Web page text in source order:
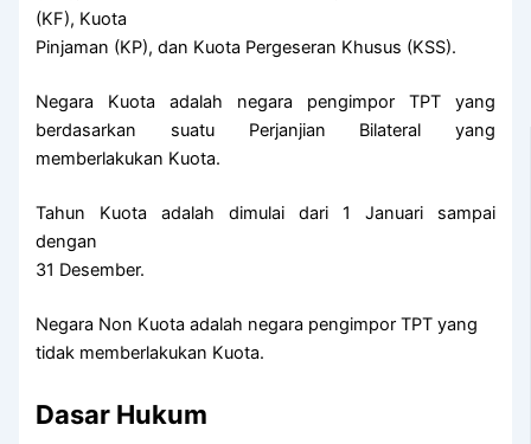
(KF), Kuota
Pinjaman (KP), dan Kuota Pergeseran Khusus (KSS).
Negara Kuota adalah negara pengimpor TPT yang
berdasarkan suatu Perjanjian Bilateral yang
memberlakukan Kuota.
Tahun Kuota adalah dimulai dari 1 Januari sampai
dengan
31 Desember.
Negara Non Kuota adalah negara pengimpor TPT yang
tidak memberlakukan Kuota.
Dasar Hukum